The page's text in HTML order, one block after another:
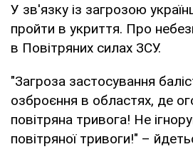
У зв'язку із загрозою
пройти в укриття. Про
в Повітряних силах ЗСУ.
"Загроза застосування
озброєння в областях, де
повітряна тривога! Не
повітряної тривоги!" –